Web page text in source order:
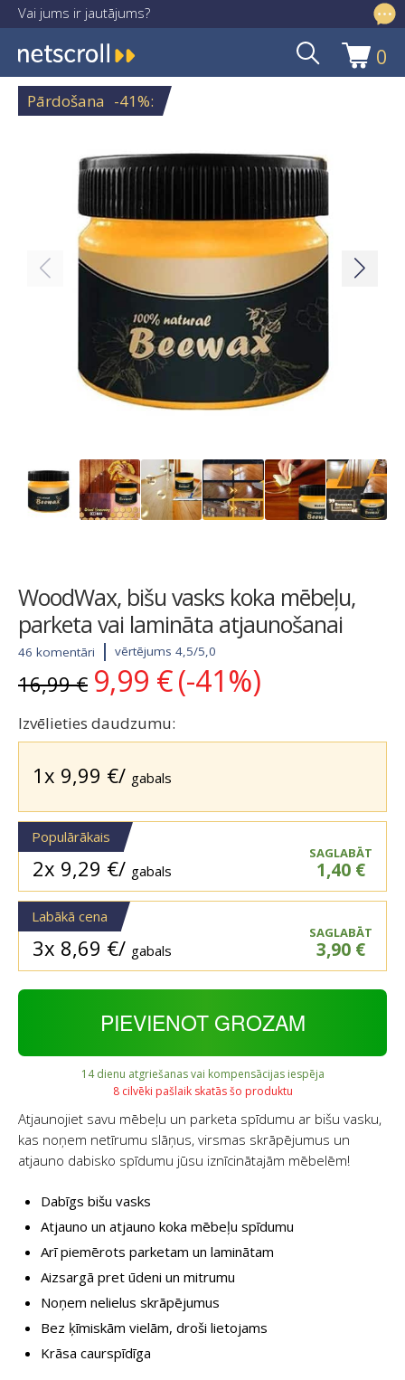
Vai jums ir jautājums?
info@netscroll.lv
Skip
to
navigation
Skip
to
content
0
Pārdošana -41%:
WoodWax, bišu vasks koka mēbeļu,
parketa vai lamināta atjaunošanai
46 komentāri vērtējums 4,5/5,0
16,99€ Original
price
was:
16,99 €.
9,99 € Current
price
is:
9,99 €.
(-41%)
Izvēlieties daudzumu:
1x 9,99 €/ gabals
Populārākais
2x 9,29 €/ gabals
SAGLABĀT
1,40 €
Labākā cena
3x 8,69 €/ gabals
SAGLABĀT
3,90 €
PIEVIENOT GROZAM
14 dienu atgriešanas vai kompensācijas iespēja
8 cilvēki pašlaik skatās šo produktu
Atjaunojiet savu mēbeļu un parketa spīdumu ar bišu vasku,
kas noņem netīrumu slāņus, virsmas skrāpējumus un
atjauno dabisko spīdumu jūsu iznīcinātajām mēbelēm!
Dabīgs bišu vasks
Atjauno un atjauno koka mēbeļu spīdumu
Arī piemērots parketam un laminātam
Aizsargā pret ūdeni un mitrumu
Noņem nelielus skrāpējumus
Bez ķīmiskām vielām, droši lietojams
Krāsa caurspīdīga